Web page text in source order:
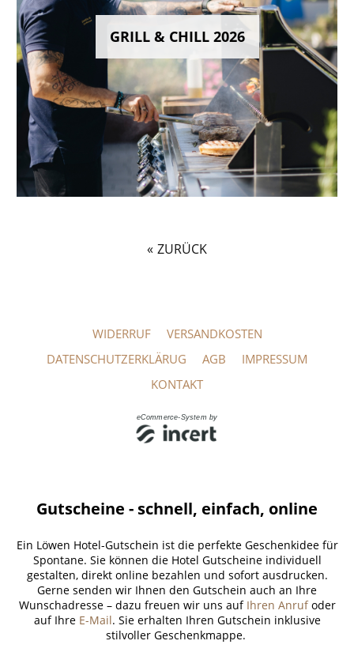
Gutscheine - schnell, einfach, online
Ein Löwen Hotel-Gutschein ist die perfekte Geschenkidee für
Spontane. Sie können die Hotel Gutscheine individuell
gestalten, direkt online bezahlen und sofort ausdrucken.
Gerne senden wir Ihnen den Gutschein auch an Ihre
Wunschadresse – dazu freuen wir uns auf Ihren Anrufoder
auf Ihre E-Mail. Sie erhalten Ihren Gutschein inklusive
stilvoller Geschenkmappe.